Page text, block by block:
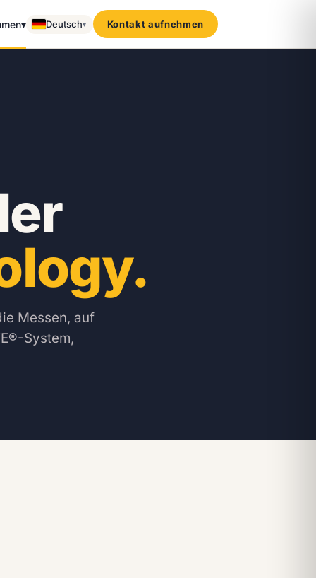
▾ Deutsch▾ Kontakt aufnehmen
Messen, auf
System,